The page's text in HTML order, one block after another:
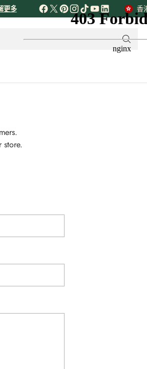
更多
貨
幣
store.